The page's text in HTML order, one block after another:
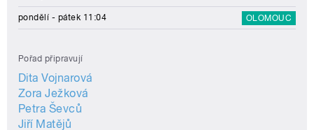
pondělí - pátek 11:04 OLOMOUC
Pořad připravují
Dita Vojnarová
Zora Ježková
Petra Ševců
Jiří Matějů